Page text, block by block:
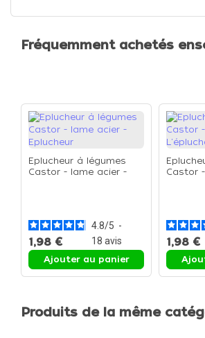
Fréquemment achetés
Eplucheur à légumes
Castor - lame acier -
4.8/5 -
18 avis
1,98 €
Ajouter au panier
Castor
1,98 €
Produits de la même